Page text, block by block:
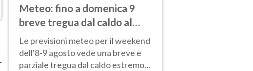
Meteo: fino a domenica 9
breve tregua dal caldo al
Nord! Altrove calura e afa
Le previsioni meteo per il weekend
dell'8-9 agosto vede una breve e
parziale tregua dal caldo estremo